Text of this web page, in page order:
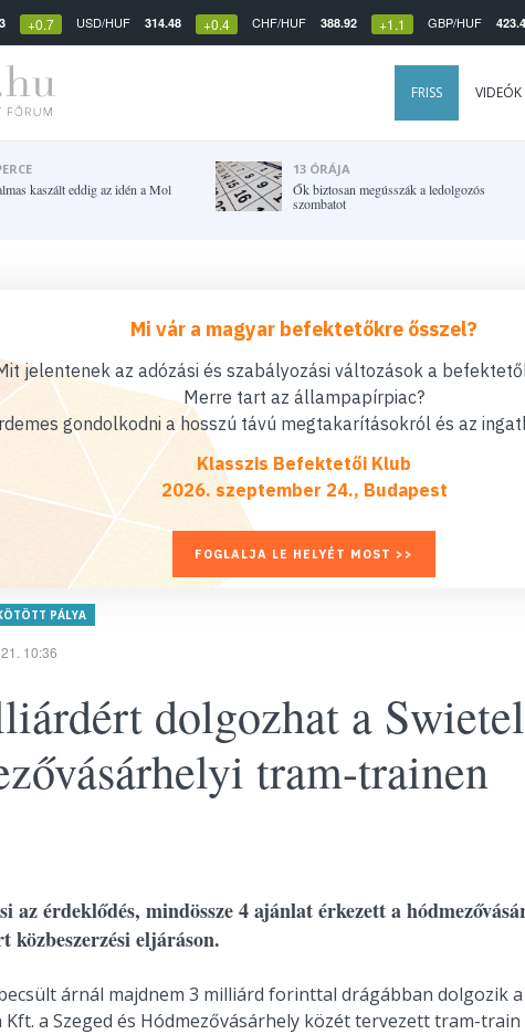
+0.7 USD/HUF 314.48 +0.4 CHF/HUF 388.92 +1.1 GBP/HUF
FRISS VIDEÓK
kaszált eddig az idén a Mol
13 ÓRÁJA
Ők biztosan megússzák a ledolgozós
szombatot
Mi vár a magyar befektetőkre ősszel?
jelentenek az adózási és szabályozási változások a
Merre tart az állampapírpiac?
gondolkodni a hosszú távú megtakarításokról és az
Klasszis Befektetői Klub
2026. szeptember 24., Budapest
FOGLALJA LE HELYÉT MOST >>
PÁLYA
10:36
dolgozhat a
tram-trainen
az érdeklődés, mindössze 4 ajánlat érkezett a
eljáráson.
árnál majdnem 3 milliárd forinttal drágábban dolgozik
a Szeged és Hódmezővásárhely közét tervezett tram-